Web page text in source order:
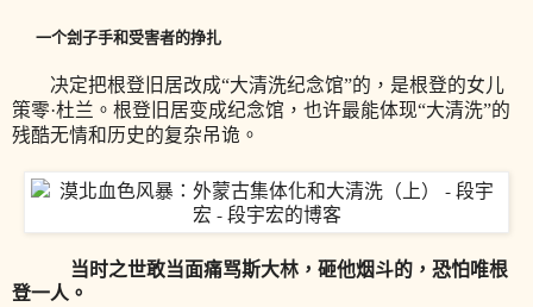
一个刽子手和受害者的挣扎
决定把根登旧居改成“大清洗纪念馆”的，是根登的女儿
策零·杜兰。 根登旧居变成纪念馆， 也许最能体现“大清洗”的
残酷无情和历史的复杂吊诡。
当时之世敢当面痛骂斯大林，砸他烟斗的，恐怕唯根
登一人。